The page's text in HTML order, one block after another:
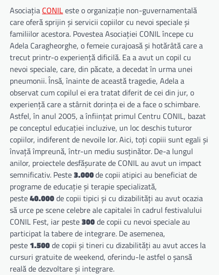
Asociația CONILeste o organizație non-guvernamentală
care oferă sprijin și servicii copiilor cu nevoi speciale și
familiilor acestora. Povestea Asociației CONIL începe cu
Adela Caragheorghe, o femeie curajoasă și hotărâtă care a
trecut printr-o experiență dificilă. Ea a avut un copil cu
nevoi speciale, care, din păcate, a decedat în urma unei
pneumonii. Însă, înainte de această tragedie, Adela a
observat cum copilul ei era tratat diferit de cei din jur, o
experiență care a stârnit dorința ei de a face o schimbare.
Astfel, în anul 2005, a înființat primul Centru CONIL, bazat
pe conceptul educației incluzive, un loc deschis tuturor
copiilor, indiferent de nevoile lor. Aici, toți copiii sunt egali și
învață împreună, într-un mediu susținător. De-a lungul
anilor, proiectele desfășurate de CONIL au avut un impact
semnificativ. Peste3.000de copii atipici au beneficiat de
programe de educație și terapie specializată,
peste40.000de copii tipici și cu dizabilități au avut ocazia
să urce pe scene celebre ale capitalei în cadrul festivalului
CONIL Fest, iar peste300de copii cu nevoi speciale au
participat la tabere de integrare. De asemenea,
peste1.500de copii și tineri cu dizabilități au avut acces la
cursuri gratuite de weekend, oferindu-le astfel o șansă
reală de dezvoltare și integrare.